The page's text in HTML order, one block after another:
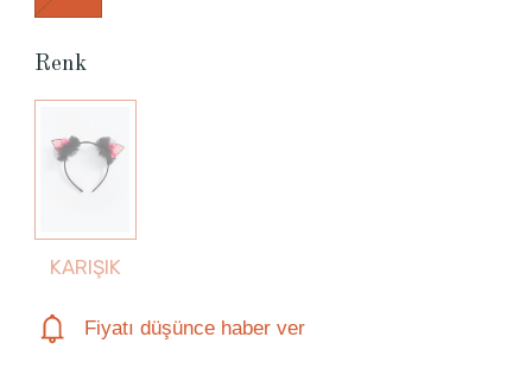
Renk
KARIŞIK
Fiyatı düşünce haber ver